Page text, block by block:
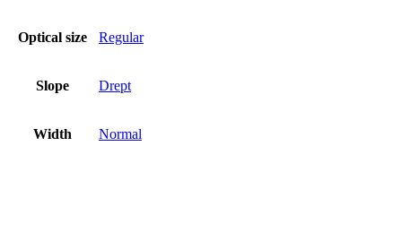
Optical size Regular
Slope Drept
Width Normal